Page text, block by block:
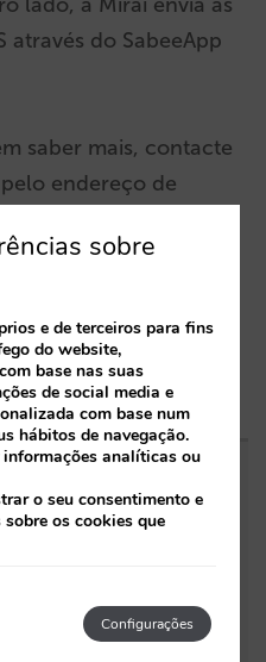
através do SabeeApp
saber mais, contacte
endereço de
para 2026
gestão hoteleira
sobre
e de terceiros para fins
do website,
base nas suas
de social media e
com base num
hábitos de navegação.
analíticas ou
o seu consentimento e
os cookies que
Configurações